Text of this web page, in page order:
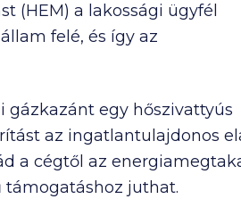
(HEM) a lakossági ügyfél
felé, és így az
gázkazánt egy hőszivattyús
az ingatlantulajdonos
a cégtől az
támogatáshoz juthat.